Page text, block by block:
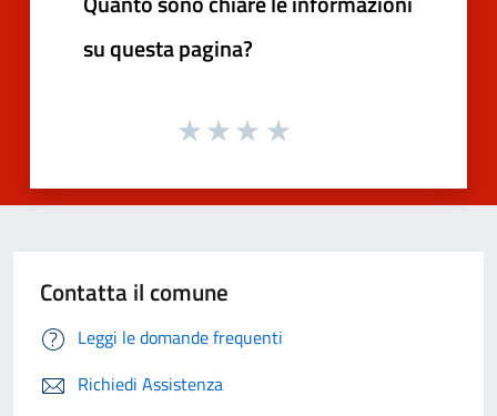
su questa pagina?
Contatta il comune
Leggi le domande frequenti
Richiedi Assistenza